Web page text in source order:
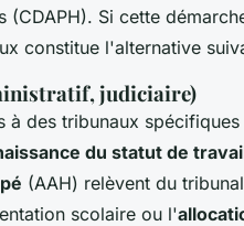
(CDAPH). Si cette
constitue l'alternative
judiciaire)
à des tribunaux
du statut de
(AAH) relèvent du
scolaire ou l'